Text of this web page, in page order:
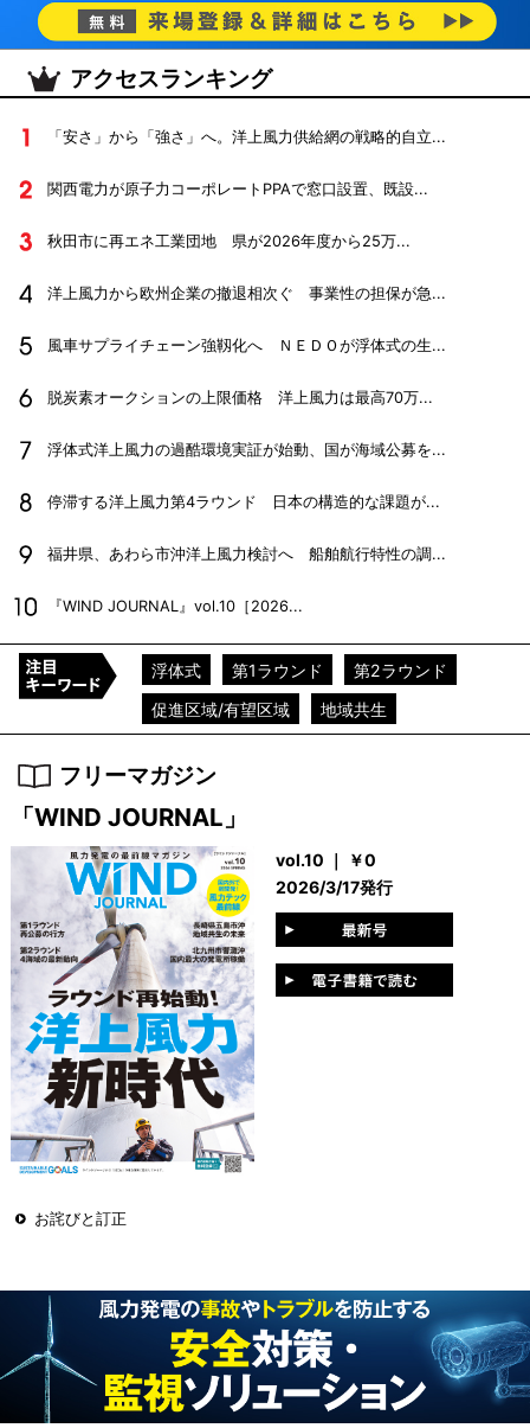
アクセスランキング
「安さ」から「強さ」へ。洋上風力供給網の戦略的自立...
関西電力が原子力コーポレートPPAで窓口設置、既設...
秋田市に再エネ工業団地 県が2026年度から25万...
洋上風力から欧州企業の撤退相次ぐ 事業性の担保が急...
風車サプライチェーン強靱化へ ＮＥＤＯが浮体式の生...
脱炭素オークションの上限価格 洋上風力は最高70万...
浮体式洋上風力の過酷環境実証が始動、国が海域公募を...
停滞する洋上風力第4ラウンド 日本の構造的な課題が...
福井県、あわら市沖洋上風力検討へ 船舶航行特性の調...
『WIND JOURNAL』vol.10［2026...
浮体式 第1ラウンド
第2ラウンド
促進区域/有望区域
地域共生
フリーマガジン
「WIND JOURNAL」
vol.10 ｜ ￥0
2026/3/17発行
お詫びと訂正